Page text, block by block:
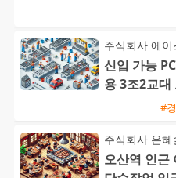
주식회사 에이
신입 가능
용 3조2교대
#
주식회사 은혜
오산역 인근